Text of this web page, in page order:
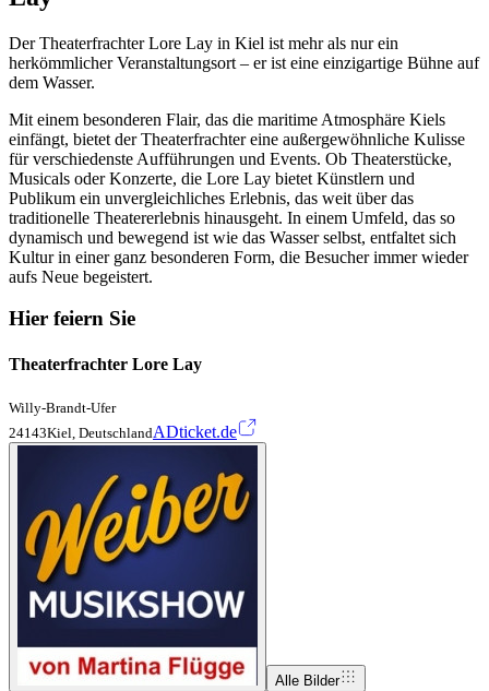
Der Theaterfrachter Lore Lay in Kiel ist mehr als nur ein
herkömmlicher Veranstaltungsort – er ist eine einzigartige Bühne auf
dem Wasser.
Mit einem besonderen Flair, das die maritime Atmosphäre Kiels
einfängt, bietet der Theaterfrachter eine außergewöhnliche Kulisse
für verschiedenste Aufführungen und Events. Ob Theaterstücke,
Musicals oder Konzerte, die Lore Lay bietet Künstlern und
Publikum ein unvergleichliches Erlebnis, das weit über das
traditionelle Theatererlebnis hinausgeht. In einem Umfeld, das so
dynamisch und bewegend ist wie das Wasser selbst, entfaltet sich
Kultur in einer ganz besonderen Form, die Besucher immer wieder
aufs Neue begeistert.
Hier feiern Sie
Theaterfrachter Lore Lay
Willy-Brandt-Ufer
24143Kiel, DeutschlandADticket.de
Alle Bilder